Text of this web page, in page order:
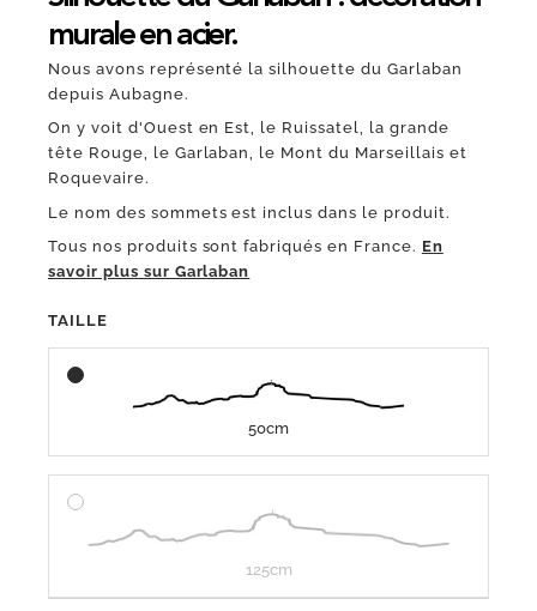
murale en acier.
Nous avons représenté la silhouette du Garlaban
depuis Aubagne.
On y voit d'Ouest en Est, le Ruissatel, la grande
tête Rouge, le Garlaban, le Mont du Marseillais et
Roquevaire.
Le nom des sommets est inclus dans le produit.
Tous nos produits sont fabriqués en France. En
savoir plus sur Garlaban
TAILLE
50cm
125cm